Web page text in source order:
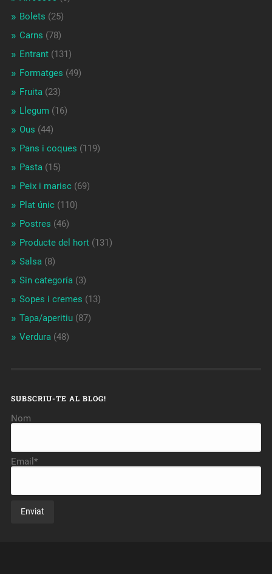
Bolets (25)
Carns (78)
Entrant(131)
Formatges (49)
Fruita(23)
Llegum (16)
Ous (44)
Pans i coques (119)
Pasta(15)
Peix i marisc(69)
Plat únic(110)
Postres (46)
Producte del hort(131)
Salsa(8)
Sin categoría(3)
Sopes i cremes (13)
Tapa/aperitiu(87)
Verdura(48)
SUBSCRIU-TE AL BLOG!
Nom
Email*